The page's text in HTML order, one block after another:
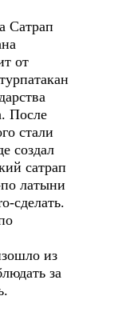
Сатрап
от
После
стали
создал
сатрап
латыни
сделать.
из
за